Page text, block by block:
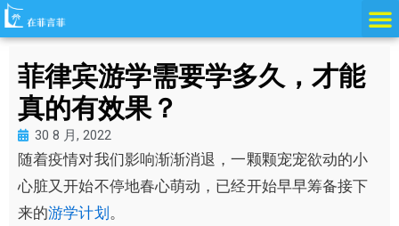
跳
至
菲律宾游学需要学多久，才能
真的有效果？
30 8 月, 2022
随着疫情对我们影响渐渐消退，一颗颗宠宠欲动的小
心脏又开始不停地春心萌动，已经开始早早筹备接下
来的游学计划。